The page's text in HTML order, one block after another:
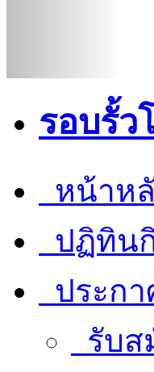
รอบรั้ว
หน้าห
ปฏิทิน
ประก
รับส